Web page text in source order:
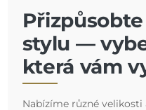
stylu —
která vám
Nabízíme různé velikosti